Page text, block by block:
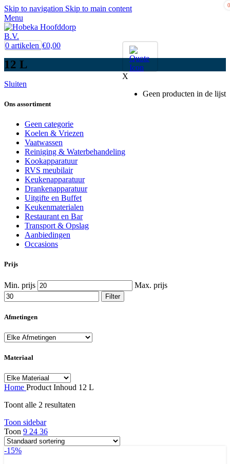
Skip to navigation Skip to main content
Menu
0
X
Geen producten in de lijst
0 artikelen €0,00
12 L
Sluiten
Ons assortiment
Geen categorie
Koelen & Vriezen
Vaatwassen
Reiniging & Waterbehandeling
Kookapparatuur
RVS meubilair
Keukenapparatuur
Drankenapparatuur
Uitgifte en Buffet
Keukenmaterialen
Restaurant en Bar
Transport & Opslag
Aanbiedingen
Occasions
Prijs
Min. prijs Max. prijs
Filter
Afmetingen
Materiaal
Home Product Inhoud 12 L
Toont alle 2 resultaten
Toon sidebar
Toon 9 24 36
-15%